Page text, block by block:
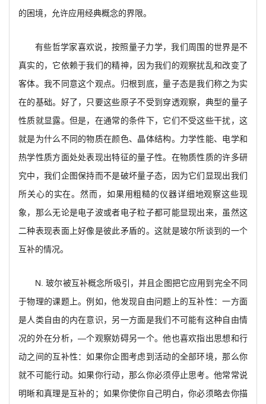
的困境，允许应用经典概念的界限。
有些哲学家喜欢说，按照量子力学，我们周围的世界是不
真实的，它依赖于我们的精神，因为我们的观察扰乱和改变了
客体。我不同意这个观点。归根到底，量子态是我们称之为实
在的基础。好了，只要这些原子不受到穿透观察，典型的量子
性质就显露。但是，在通常的条件下，它们不受这些干扰，这
就是为什么不同的物质在颜色、晶体结构。力学性能、电学和
热学性质方面处处表现出特征的量子性。在物质性质的许多研
究中，我们企图保持而不是破坏量子态，因为它们显现出我们
所关心的实在。然而，如果用粗糙的仪器详细地观察这些现
象，那么无论是电子波或者电子粒子都可能显现出来，虽然这
二种表现表面上好像是彼此矛盾的。这就是玻尔所谈到的一个
互补的情况。
N.玻尔被互补概念所吸引，并且企图把它应用到完全不同
于物理的课题上。例如，他发现自由问题上的互补性：一方面
是人类自由的内在意识，另一方面是我们不可能有这种自由情
况的外在分析，—个观察妨碍另一个。他也喜欢指出思想和行
动之间的互补性：如果你企图考虑到活动的全部环境，那么你
就不可能行动。如果你行动，那么你必须停止思考。他常常说
明晰和真理是互补的；如果你使你自己明白，你必须略去你描